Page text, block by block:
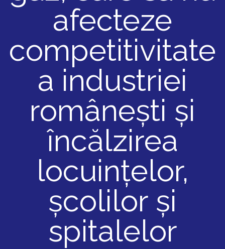
afecteze
competitivitate
a industriei
românești și
încălzirea
locuințelor,
școlilor și
spitalelor